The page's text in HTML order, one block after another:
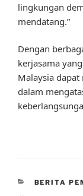
lingkungan
mendatang.”
Dengan
kerjasama
Malaysia
dalam
BERITA